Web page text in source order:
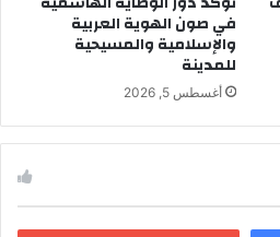
في صون الهوية العربية
والإسلامية والمسيحية
للمدينة
أغسطس 5, 2026